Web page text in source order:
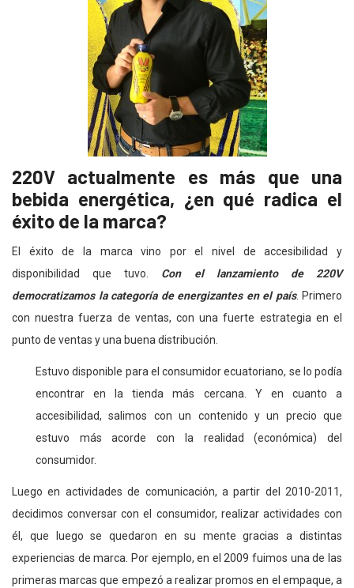
220V actualmente es más que una
bebida energética, ¿en qué radica el
éxito de la marca?
El éxito de la marca vino por el nivel de accesibilidad y
disponibilidad que tuvo. Con el lanzamiento de 220V
democratizamos la categoría de energizantes en el país. Primero
con nuestra fuerza de ventas, con una fuerte estrategia en el
punto de ventas y una buena distribución.
Estuvo disponible para el consumidor ecuatoriano, se lo podía
encontrar en la tienda más cercana. Y en cuanto a
accesibilidad, salimos con un contenido y un precio que
estuvo más acorde con la realidad (económica) del
consumidor.
Luego en actividades de comunicación, a partir del 2010-2011,
decidimos conversar con el consumidor, realizar actividades con
él, que luego se quedaron en su mente gracias a distintas
experiencias de marca. Por ejemplo, en el 2009 fuimos una de las
primeras marcas que empezó a realizar promos en el empaque, a